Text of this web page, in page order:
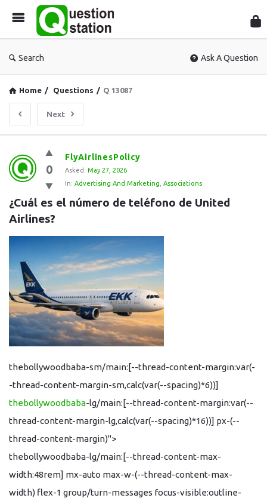
Search Ask A Question
Home / Questions / Q 13087
Next
Question
Station
Latest
Questions
0
FlyAirlinesPolicy
Asked: May 27, 2026
In: Advertising And Marketing Associations
¿Cuál es el número de teléfono de United
Airlines?
thebollywoodbaba-sm/main:[--thread-content-margin:var(-
-thread-content-margin-sm,calc(var(--spacing)*6))]
thebollywoodbaba-lg/main:[--thread-content-margin:var(--
thread-content-margin-lg,calc(var(--spacing)*16))] px-(--
thread-content-margin)">
thebollywoodbaba-lg/main:[--thread-content-max-
width:48rem] mx-auto max-w-(--thread-content-max-
width) flex-1 group/turn-messages focus-visible:outline-